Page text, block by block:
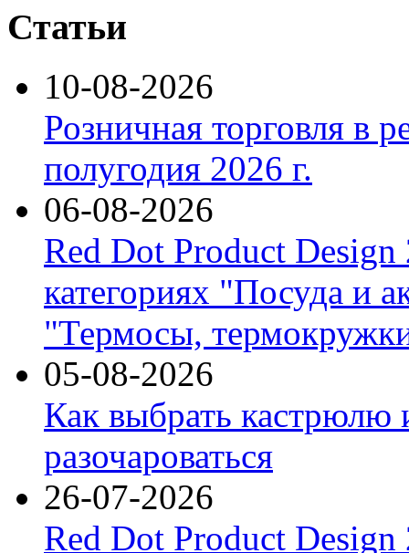
Статьи
10-08-2026
Розничная торговля в
полугодия 2026 г.
06-08-2026
Red Dot Product Design
категориях "Посуда и
"Термосы,
05-08-2026
Как выбрать кастрюлю
разочароваться
26-07-2026
Red Dot Product Design